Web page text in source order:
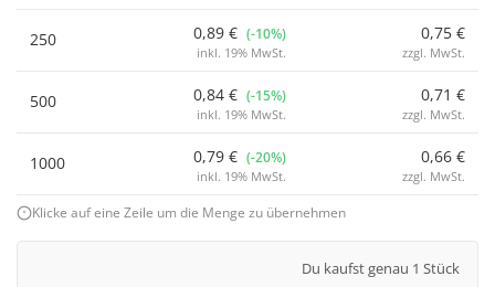
250 0,89 € (-10%)
inkl. 19% MwSt.
0,75 €
zzgl. MwSt.
500 0,84 € (-15%)
inkl. 19% MwSt.
0,71 €
zzgl. MwSt.
1000 0,79 € (-20%)
inkl. 19% MwSt.
0,66 €
zzgl. MwSt.
Klicke auf eine Zeile um die Menge zu übernehmen
Du kaufst genau 1 Stück